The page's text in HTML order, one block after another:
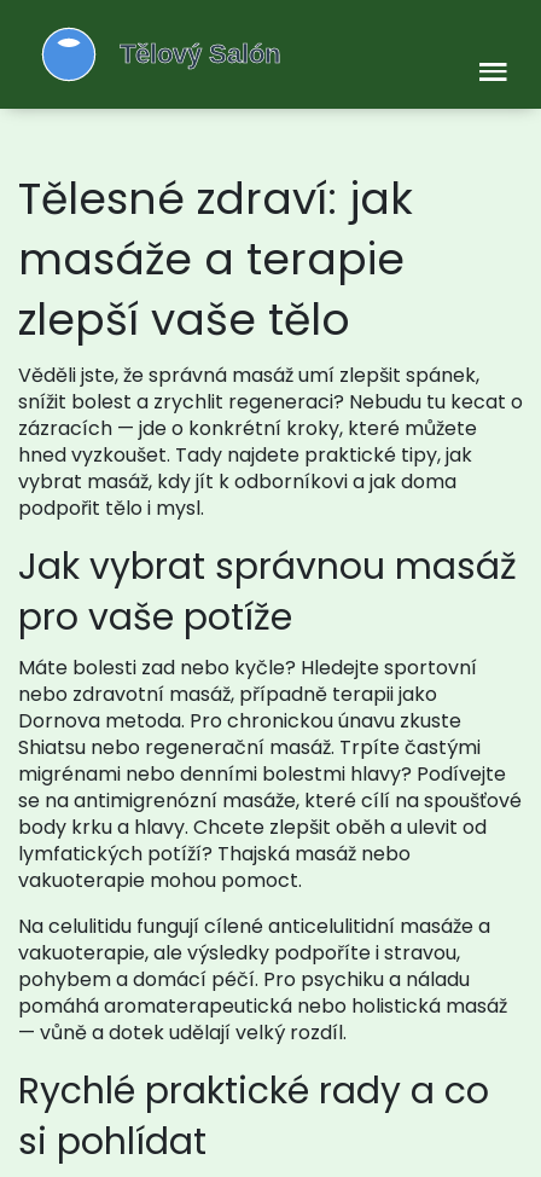
Tělesné zdraví: jak
masáže a terapie
zlepší vaše tělo
Věděli jste, že správná masáž umí zlepšit spánek,
snížit bolest a zrychlit regeneraci? Nebudu tu kecat o
zázracích — jde o konkrétní kroky, které můžete
hned vyzkoušet. Tady najdete praktické tipy, jak
vybrat masáž, kdy jít k odborníkovi a jak doma
podpořit tělo i mysl.
Jak vybrat správnou masáž
pro vaše potíže
Máte bolesti zad nebo kyčle? Hledejte sportovní
nebo zdravotní masáž, případně terapii jako
Dornova metoda. Pro chronickou únavu zkuste
Shiatsu nebo regenerační masáž. Trpíte častými
migrénami nebo denními bolestmi hlavy? Podívejte
se na antimigrenózní masáže, které cílí na spoušťové
body krku a hlavy. Chcete zlepšit oběh a ulevit od
lymfatických potíží? Thajská masáž nebo
vakuoterapie mohou pomoct.
Na celulitidu fungují cílené anticelulitidní masáže a
vakuoterapie, ale výsledky podpoříte i stravou,
pohybem a domácí péčí. Pro psychiku a náladu
pomáhá aromaterapeutická nebo holistická masáž
— vůně a dotek udělají velký rozdíl.
Rychlé praktické rady a co
si pohlídat